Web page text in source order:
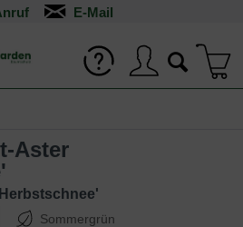
Sommergrün